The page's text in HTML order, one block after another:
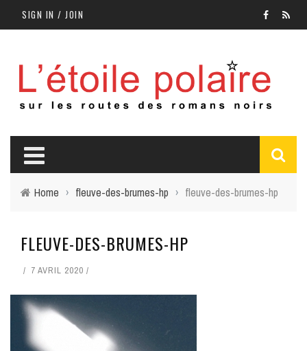
SIGN IN / JOIN
Home › fleuve-des-brumes-hp › fleuve-des-brumes-hp
FLEUVE-DES-BRUMES-HP
7 AVRIL 2020